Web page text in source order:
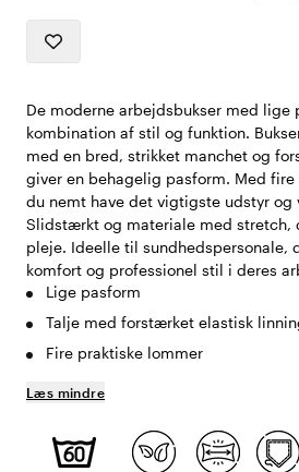
De moderne arbejdsbukser med lige
kombination af stil og funktion.
med en bred, strikket manchet og
giver en behagelig pasform. Med
du nemt have det vigtigste udstyr
Slidstærkt og materiale med stretch,
pleje. Ideelle til sundhedspersonale,
komfort og professionel stil i deres
Lige pasform
Talje med forstærket elastisk
Fire praktiske lommer
Læs mindre